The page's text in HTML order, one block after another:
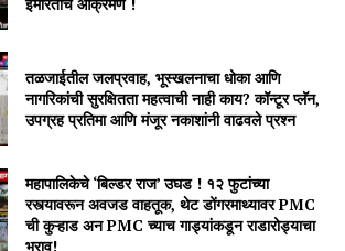
तळजाईतील जलप्रवाह, भूस्खलनाचा धोका आणि
नागरिकांची सुरक्षितता महत्वाची नाही काय? कॉन्टूर प्लॅन,
उपग्रह प्रतिमा आणि मंजूर नकाशांनी वाढवले प्रश्न
महापालिकेचे ‘बिल्डर राज’ उघड ! १२ फुटांच्या
रस्त्यावरून अवजड वाहतूक, थेट डोंगरमाथ्यावर PMC
ची कुऱ्हाड अन PMC च्याच गाड्यांकडून राडारोड्याचा
भराव!